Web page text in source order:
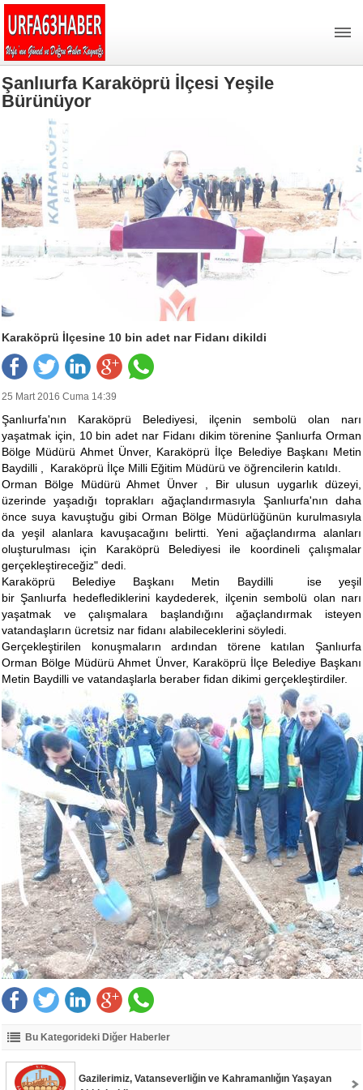
Şanlıurfa Karaköprü İlçesi Yeşile
Bürünüyor
Karaköprü İlçesine 10 bin adet nar Fidanı dikildi
25 Mart 2016 Cuma 14:39
Şanlıurfa'nın Karaköprü Belediyesi, ilçenin sembolü olan narı
yaşatmak için, 10 bin adet nar Fidanı dikim törenine Şanlıurfa Orman
Bölge Müdürü Ahmet Ünver, Karaköprü İlçe Belediye Başkanı Metin
Baydilli , Karaköprü İlçe Milli Eğitim Müdürü ve öğrencilerin katıldı.
Orman Bölge Müdürü Ahmet Ünver , Bir ulusun uygarlık düzeyi,
üzerinde yaşadığı toprakları ağaçlandırmasıyla Şanlıurfa'nın daha
önce suya kavuştuğu gibi Orman Bölge Müdürlüğünün kurulmasıyla
da yeşil alanlara kavuşacağını belirtti. Yeni ağaçlandırma alanları
oluşturulması için Karaköprü Belediyesi ile koordineli çalışmalar
gerçekleştireceğiz" dedi.
Karaköprü Belediye Başkanı Metin Baydilli ise yeşil
bir Şanlıurfa hedeflediklerini kaydederek, ilçenin sembolü olan narı
yaşatmak ve çalışmalara başlandığını ağaçlandırmak isteyen
vatandaşların ücretsiz nar fidanı alabileceklerini söyledi.
Gerçekleştirilen konuşmaların ardından törene katılan Şanlıurfa
Orman Bölge Müdürü Ahmet Ünver, Karaköprü İlçe Belediye Başkanı
Metin Baydilli ve vatandaşlarla beraber fidan dikimi gerçekleştirdiler.
Bu Kategorideki Diğer Haberler
Gazilerimiz, Vatanseverliğin ve Kahramanlığın Yaşayan